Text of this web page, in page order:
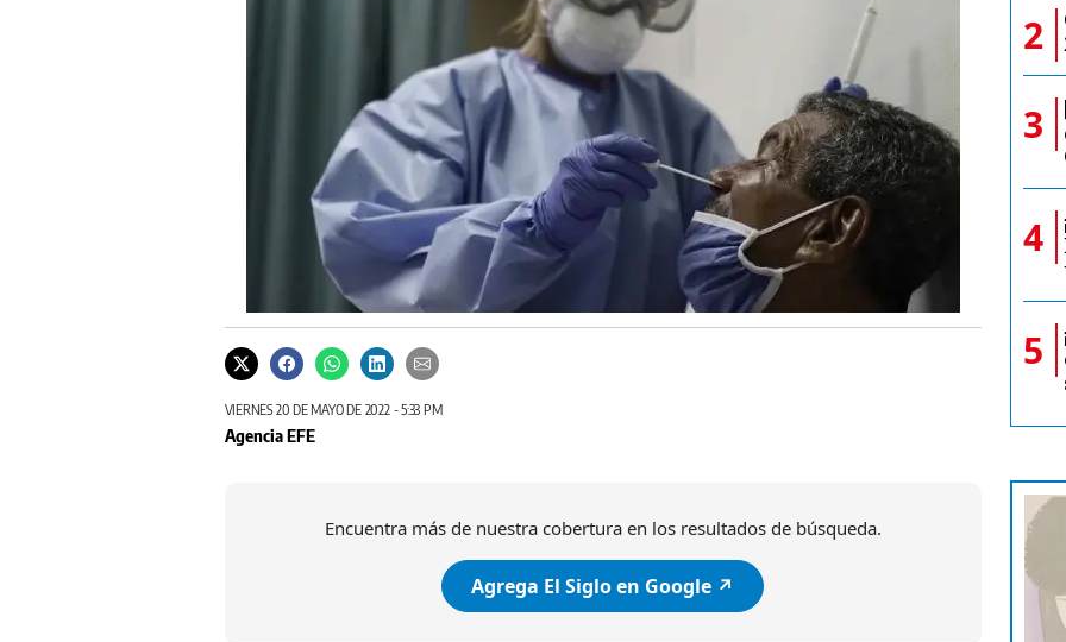
VIERNES 20 DE MAYO DE 2022 - 5:33 PM
Agencia EFE
Encuentra más de nuestra cobertura en los resultados de búsqueda.
Agrega El Siglo en Google ↗️
2
3
4
5